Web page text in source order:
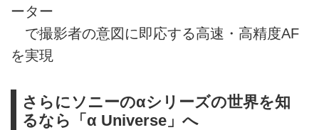
ーター
で撮影者の意図に即応する高速・高精度AF
を実現
さらにソニーのαシリーズの世界を知
るなら「α Universe」へ